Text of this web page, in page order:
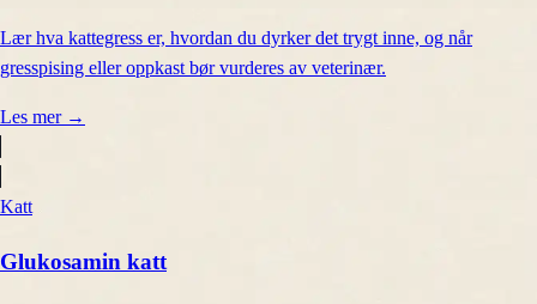
Lær hva kattegress er, hvordan du dyrker det trygt inne, og når
gresspising eller oppkast bør vurderes av veterinær.
Les mer →
Katt
Glukosamin katt